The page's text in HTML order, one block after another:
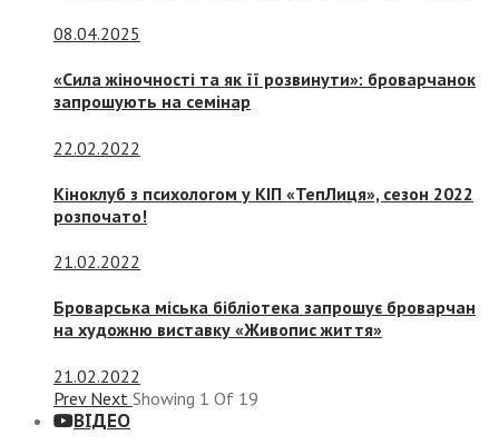
08.04.2025
«Сила жіночності та як її розвинути»: броварчанок
запрошують на семінар
22.02.2022
Кіноклуб з психологом у КІП «ТепЛиця», сезон 2022
розпочато!
21.02.2022
Броварська міська бібліотека запрошує броварчан
на художню виставку «Живопис життя»
21.02.2022
Prev Next Showing 1 Of 19
ВІДЕО